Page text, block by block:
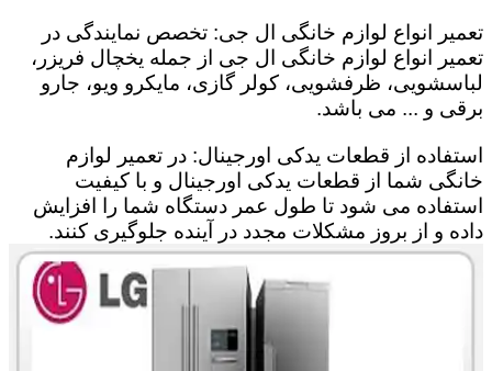
تعمیر انواع لوازم خانگی ال جی: تخصص نمایندگی در
تعمیر انواع لوازم خانگی ال جی از جمله یخچال فریزر،
لباسشویی، ظرفشویی، کولر گازی، مایکرو ویو، جارو
برقی و ... می باشد.
استفاده از قطعات یدکی اورجینال: در تعمیر لوازم
خانگی شما از قطعات یدکی اورجینال و با کیفیت
استفاده می شود تا طول عمر دستگاه شما را افزایش
داده و از بروز مشکلات مجدد در آینده جلوگیری کنند.